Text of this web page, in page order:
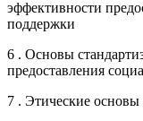
эффективности
поддержки
6 . Основы
предоставления
7 . Этические